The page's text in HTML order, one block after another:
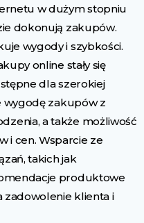
w dużym stopniu
dokonują zakupów.
wygody i szybkości.
online stały się
dla szerokiej
wygodę zakupów z
a także możliwość
i cen. Wsparcie ze
takich jak
produktowe
zadowolenie klienta i